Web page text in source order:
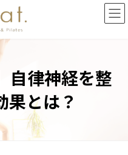
自律神経を整
果とは？